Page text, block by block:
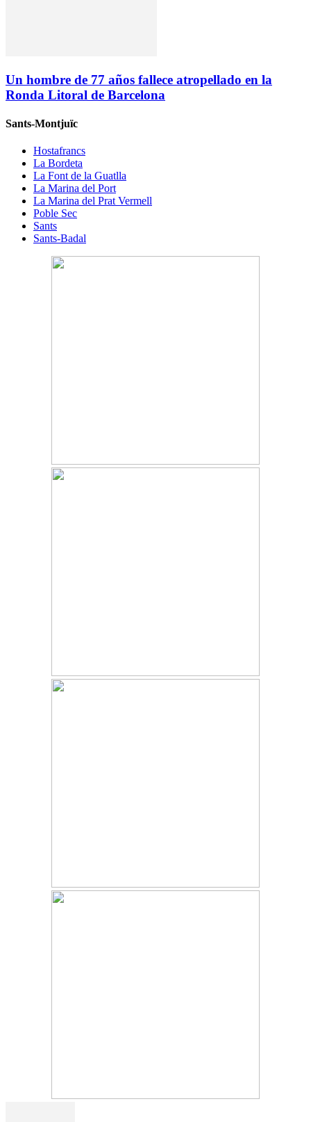
Un hombre de 77 años fallece atropellado en la
Ronda Litoral de Barcelona
Sants-Montjuïc
Hostafrancs
La Bordeta
La Font de la Guatlla
La Marina del Port
La Marina del Prat Vermell
Poble Sec
Sants
Sants-Badal